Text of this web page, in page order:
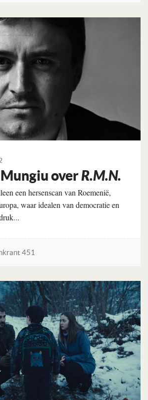
overR.M.N.
een hersenscan van Roemenië,
waar idealen van democratie en
451